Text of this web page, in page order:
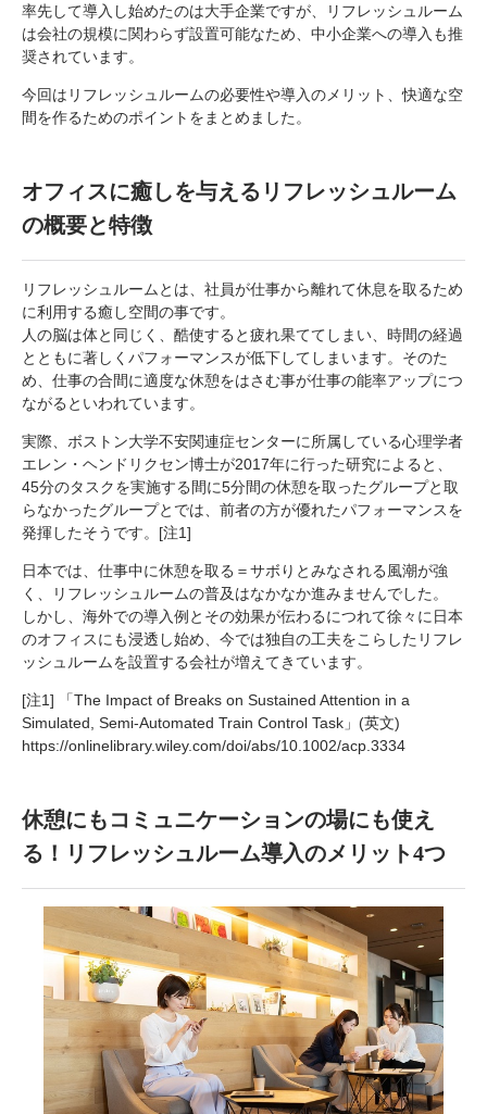
率先して導入し始めたのは大手企業ですが、リフレッシュルーム
は会社の規模に関わらず設置可能なため、中小企業への導入も推
奨されています。
今回はリフレッシュルームの必要性や導入のメリット、快適な空
間を作るためのポイントをまとめました。
オフィスに癒しを与えるリフレッシュルーム
の概要と特徴
リフレッシュルームとは、社員が仕事から離れて休息を取るため
に利用する癒し空間の事です。
人の脳は体と同じく、酷使すると疲れ果ててしまい、時間の経過
とともに著しくパフォーマンスが低下してしまいます。そのた
め、仕事の合間に適度な休憩をはさむ事が仕事の能率アップにつ
ながるといわれています。
実際、ボストン大学不安関連症センターに所属している心理学者
エレン・ヘンドリクセン博士が2017年に行った研究によると、
45分のタスクを実施する間に5分間の休憩を取ったグループと取
らなかったグループとでは、前者の方が優れたパフォーマンスを
発揮したそうです。[注1]
日本では、仕事中に休憩を取る＝サボりとみなされる風潮が強
く、リフレッシュルームの普及はなかなか進みませんでした。
しかし、海外での導入例とその効果が伝わるにつれて徐々に日本
のオフィスにも浸透し始め、今では独自の工夫をこらしたリフレ
ッシュルームを設置する会社が増えてきています。
[注1] 「The Impact of Breaks on Sustained Attention in a
Simulated, Semi‐Automated Train Control Task」(英文)
https://onlinelibrary.wiley.com/doi/abs/10.1002/acp.3334
休憩にもコミュニケーションの場にも使え
る！リフレッシュルーム導入のメリット4つ